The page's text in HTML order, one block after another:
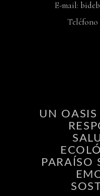
E-mail:
Teléfono
UN
PARAÍSO